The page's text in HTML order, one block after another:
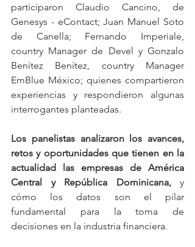
participaron Claudio Cancino, de
Genesys - eContact; Juan Manuel Soto
de Canella; Fernando Imperiale,
country Manager de Devel y Gonzalo
Benítez Benítez, country Manager
EmBlue México; quienes compartieron
experiencias y respondieron algunas
interrogantes planteadas.
Los panelistas analizaron los avances,
retos y oportunidades que tienen en la
actualidad las empresas de América
Central y República Dominicana, y
cómo los datos son el pilar
fundamental para la toma de
decisiones en la industria financiera.